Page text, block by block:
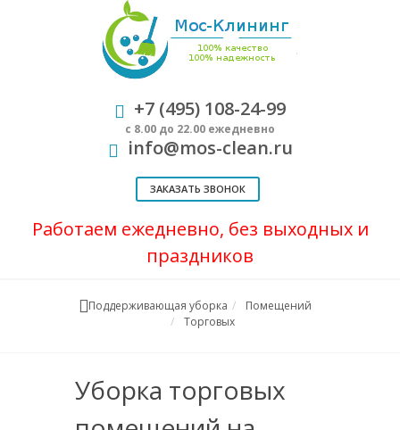
+7 (495) 108-24-99
с 8.00 до 22.00 ежедневно
info@mos-clean.ru
ЗАКАЗАТЬ ЗВОНОК
Работаем ежедневно, без выходных и
праздников
Поддерживающая уборка
Помещений
Торговых
Уборка торговых